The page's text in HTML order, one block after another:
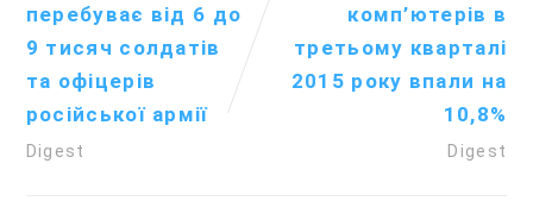
перебуває від 6 до
9 тисяч солдатів
та офіцерів
російської армії
Digest
комп’ютерів в
третьому кварталі
2015 року впали на
10,8%
Digest